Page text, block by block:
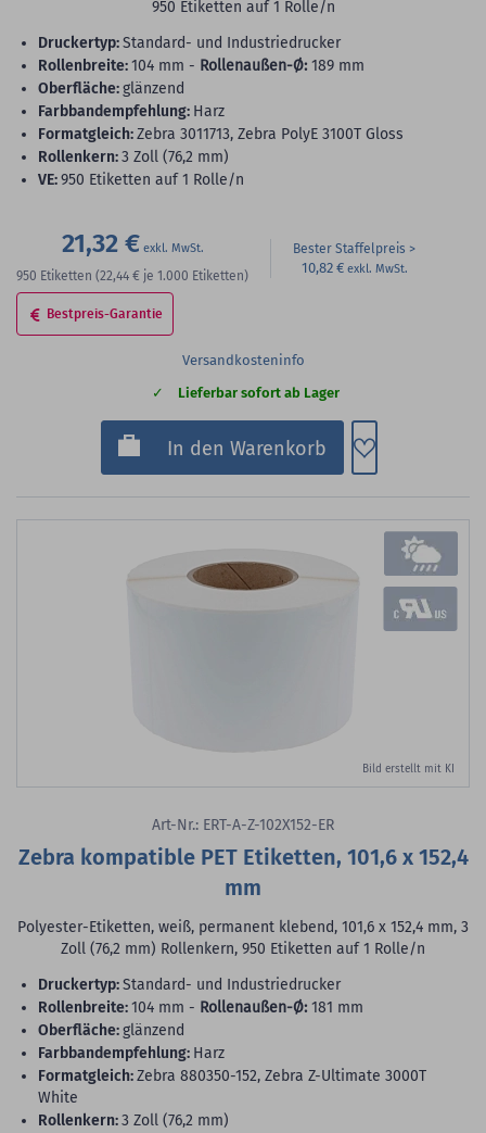
950 Etiketten auf 1 Rolle/n
Druckertyp:Standard- und Industriedrucker
Rollenbreite:104 mm - Rollenaußen-Ø: 189 mm
Oberfläche:glänzend
Farbbandempfehlung: Harz
Formatgleich:Zebra 3011713, Zebra PolyE 3100T Gloss
Rollenkern:3 Zoll (76,2 mm)
VE:950 Etiketten auf 1 Rolle/n
21,32 €
950 Etiketten (22,44 € je 1.000 Etiketten)
Bester Staffelpreis
10,82 €
Bestpreis-Garantie
Versandkosteninfo
Lieferbar sofort ab Lager
In den Warenkorb Zum
Bild erstellt mit KI
Art-Nr.: ERT-A-Z-102X152-ER
Zebra kompatible PET Etiketten, 101,6 x 152,4
mm
Polyester-Etiketten, weiß, permanent klebend, 101,6 x 152,4 mm, 3
Zoll (76,2 mm) Rollenkern, 950 Etiketten auf 1 Rolle/n
Druckertyp:Standard- und Industriedrucker
Rollenbreite:104 mm - Rollenaußen-Ø: 181 mm
Oberfläche:glänzend
Farbbandempfehlung: Harz
Formatgleich:Zebra 880350-152, Zebra Z-Ultimate 3000T
White
Rollenkern:3 Zoll (76,2 mm)